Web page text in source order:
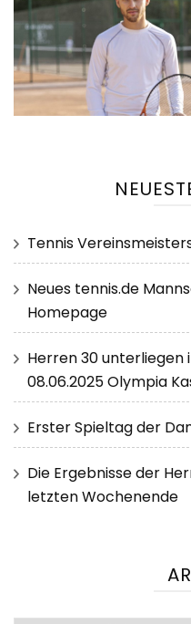
Tennis
Neues tennis.de
Homepage
Herren 30 unterliegen
08.06.2025 Olympia
Erster Spieltag der
Die Ergebnisse der
letzten Wochenende